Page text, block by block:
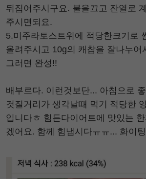
뒤집어주시구요. 불을끄고 잔열로
주시면되요.
5.미주라토스트위에 적당한크기로
올려주시고 10g의 캐찹을 잘나누어
그러면 완성!!
배부르다. 이런것보단... 아침으로
것질거리가 생각날때 먹기 적당한
입니다ㅎ 힘든다이어트에 맛있는
겠어요. 함께 힘냅시다ㅠㅠ... 화이팅